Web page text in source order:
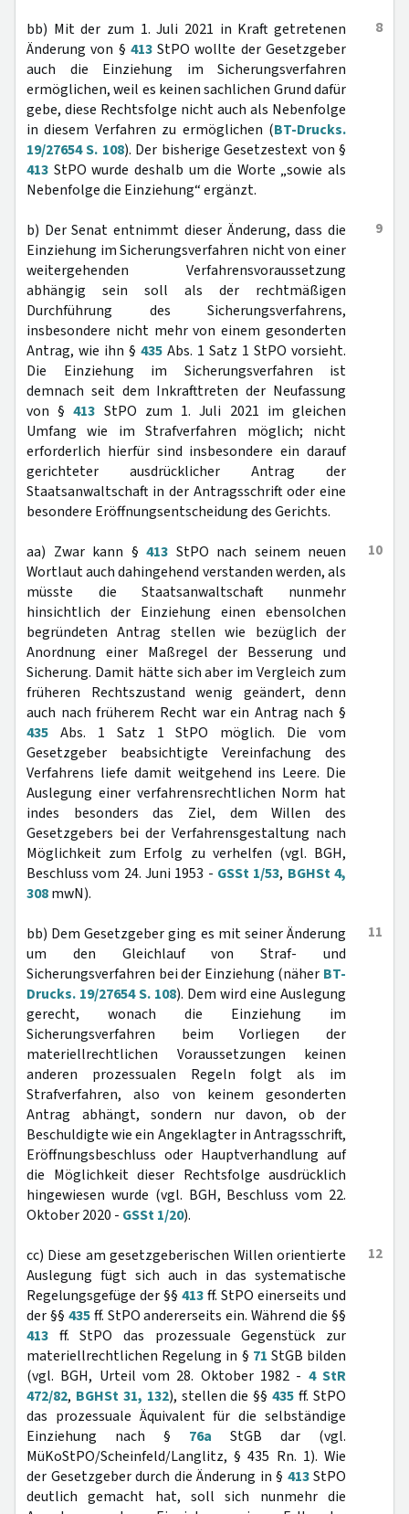
8
bb) Mit der zum 1. Juli 2021 in Kraft getretenen
Änderung von § 413StPO wollte der Gesetzgeber
auch die Einziehung im Sicherungsverfahren
ermöglichen, weil es keinen sachlichen Grund dafür
gebe, diese Rechtsfolge nicht auch als Nebenfolge
in diesem Verfahren zu ermöglichen (BT-Drucks.
19/27654 S. 108). Der bisherige Gesetzestext von §
413 StPO wurde deshalb um die Worte „sowie als
Nebenfolge die Einziehung“ ergänzt.
9
b) Der Senat entnimmt dieser Änderung, dass die
Einziehung im Sicherungsverfahren nicht von einer
weitergehenden Verfahrensvoraussetzung
abhängig sein soll als der rechtmäßigen
Durchführung des Sicherungsverfahrens,
insbesondere nicht mehr von einem gesonderten
Antrag, wie ihn § 435 Abs. 1 Satz 1 StPO vorsieht.
Die Einziehung im Sicherungsverfahren ist
demnach seit dem Inkrafttreten der Neufassung
von §413 StPO zum 1. Juli 2021 im gleichen
Umfang wie im Strafverfahren möglich; nicht
erforderlich hierfür sind insbesondere ein darauf
gerichteter ausdrücklicher Antrag der
Staatsanwaltschaft in der Antragsschrift oder eine
besondere Eröffnungsentscheidung des Gerichts.
10
aa) Zwar kann § 413 StPO nach seinem neuen
Wortlaut auch dahingehend verstanden werden, als
müsste die Staatsanwaltschaft nunmehr
hinsichtlich der Einziehung einen ebensolchen
begründeten Antrag stellen wie bezüglich der
Anordnung einer Maßregel der Besserung und
Sicherung. Damit hätte sich aber im Vergleich zum
früheren Rechtszustand wenig geändert, denn
auch nach früherem Recht war ein Antrag nach §
435 Abs. 1 Satz 1 StPO möglich. Die vom
Gesetzgeber beabsichtigte Vereinfachung des
Verfahrens liefe damit weitgehend ins Leere. Die
Auslegung einer verfahrensrechtlichen Norm hat
indes besonders das Ziel, dem Willen des
Gesetzgebers bei der Verfahrensgestaltung nach
Möglichkeit zum Erfolg zu verhelfen (vgl. BGH,
Beschluss vom 24. Juni 1953 - GSSt 1/53, BGHSt 4,
308mwN).
11
bb) Dem Gesetzgeber ging es mit seiner Änderung
um den Gleichlauf von Straf- und
Sicherungsverfahren bei der Einziehung (näher BT-
Drucks. 19/27654 S. 108). Dem wird eine Auslegung
gerecht, wonach die Einziehung im
Sicherungsverfahren beim Vorliegen der
materiellrechtlichen Voraussetzungen keinen
anderen prozessualen Regeln folgt als im
Strafverfahren, also von keinem gesonderten
Antrag abhängt, sondern nur davon, ob der
Beschuldigte wie ein Angeklagter in Antragsschrift,
Eröffnungsbeschluss oder Hauptverhandlung auf
die Möglichkeit dieser Rechtsfolge ausdrücklich
hingewiesen wurde (vgl. BGH, Beschluss vom 22.
Oktober 2020 - GSSt 1/20).
12
cc) Diese am gesetzgeberischen Willen orientierte
Auslegung fügt sich auch in das systematische
Regelungsgefüge der §§ 413ff. StPO einerseits und
der §§ 435ff. StPO andererseits ein. Während die §§
413 ff. StPO das prozessuale Gegenstück zur
materiellrechtlichen Regelung in § 71 StGB bilden
(vgl. BGH, Urteil vom 28. Oktober 1982 - 4 StR
472/82, BGHSt 31, 132), stellen die §§435 ff. StPO
das prozessuale Äquivalent für die selbständige
Einziehung nach § 76a StGB dar (vgl.
MüKoStPO/Scheinfeld/Langlitz, § 435 Rn. 1). Wie
der Gesetzgeber durch die Änderung in § 413StPO
deutlich gemacht hat, soll sich nunmehr die